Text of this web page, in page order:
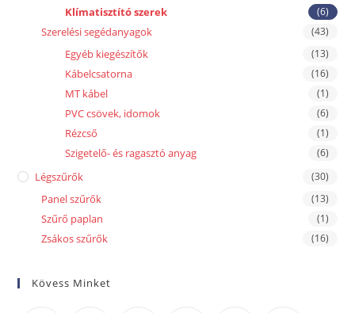
Klímatisztító szerek (6)
Szerelési segédanyagok (43)
Egyéb kiegészítők (13)
Kábelcsatorna (16)
MT kábel (1)
PVC csövek, idomok (6)
Rézcső (1)
Szigetelő- és ragasztó anyag (6)
Légszűrők (30)
Panel szűrők (13)
Szűrő paplan (1)
Zsákos szűrők (16)
Kövess Minket